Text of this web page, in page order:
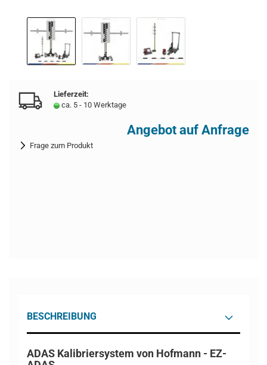
Lieferzeit:
ca. 5 - 10 Werktage
Angebot auf Anfrage
Frage zum Produkt
BESCHREIBUNG
ADAS Kalibriersystem von Hofmann - EZ-